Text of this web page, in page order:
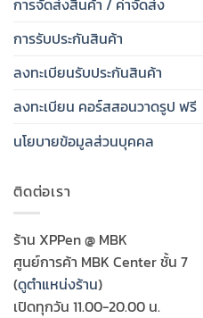
การจัดส่งสินค้า / ค่าจัดส่ง
การรับประกันสินค้า
ลงทะเบียนรับประกันสินค้า
ลงทะเบียน คอร์สสอนวาดรูป ฟรี
นโยบายข้อมูลส่วนบุคคล
ติดต่อเรา
ร้าน XPPen @ MBK
ศูนย์การค้า MBK Center ชั้น 7
(ดูตำแหน่งร้าน)
เปิดทุกวัน 11.00-20.00 น.